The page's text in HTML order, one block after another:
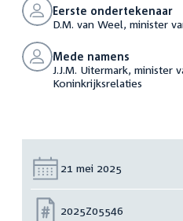
Eerste ondertekenaar
D.M. van Weel, minister
Mede namens
J.J.M. Uitermark, minister
Koninkrijksrelaties
Datum:
21 mei 2025
Nummer:
2025Z05546